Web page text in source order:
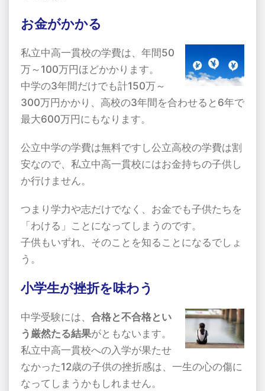
お金がかかる
私立中高一貫校の学費は、年間50
万～ 100万円ほどかかります。
中学の3年間だけでも計150万～
300万円かかり、高校の3年間を合わせると 6年で
最大600万円にもなります。
公立中学の学費は無料ですし公立高校の学費は割
安なので、私立中高一貫校にはお金持ちの子供し
か行けません。
つまり学力や志だけでなく、お金でも子供たちを
「わける」ことになってしまうのです。
子供もいずれ、そのことを知ることになるでしょ
う。
小学生が挫折を味わう
中学受験には、 合格と不合格とい
う厳然たる結果がともないます。
私立中高一貫校への入学が果たせ
なかった12歳の子供の挫折感は、一生の心の傷に
なってしまうかもしれません。